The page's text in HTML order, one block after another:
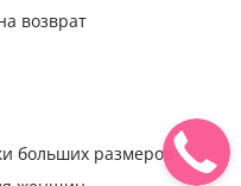
возврат
больших размеров